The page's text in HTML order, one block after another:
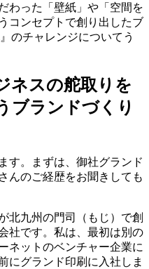
わった「壁紙」や「空間を
コンセプトで創り出したブ
のチャレンジについてう
ネスの舵取りを
ブランドづくり
す。まずは、御社グランド
んのご経歴をお聞きしても
北九州の門司（もじ）で創
社です。私は、最初は別の
ネットのベンチャー企業に
にグランド印刷に入社しま